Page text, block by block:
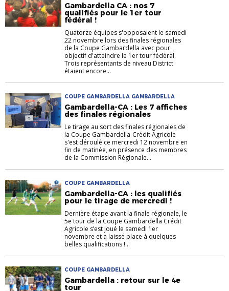
Gambardella CA : nos 7
qualifiés pour le 1er tour
fédéral !
Quatorze équipes s'opposaient le samedi
22 novembre lors des finales régionales
de la Coupe Gambardella avec pour
objectif d'atteindre le 1er tour fédéral.
Trois représentants de niveau District
étaient encore...
COUPE GAMBARDELLA GAMBARDELLA
Gambardella-CA : Les 7 affiches
des finales régionales
Le tirage au sort des finales régionales de
la Coupe Gambardella-Crédit Agricole
s'est déroulé ce mercredi 12 novembre en
fin de matinée, en présence des membres
de la Commission Régionale...
COUPE GAMBARDELLA
Gambardella-CA : les qualifiés
pour le tirage de mercredi !
Dernière étape avant la finale régionale, le
5e tour de la Coupe Gambardella Crédit
Agricole s’est joué le samedi 1er
novembre et a laissé place à quelques
belles qualifications !...
COUPE GAMBARDELLA
Gambardella : retour sur le 4e
tour